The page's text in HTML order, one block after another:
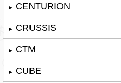
► CENTURION
► CRUSSIS
► CTM
► CUBE